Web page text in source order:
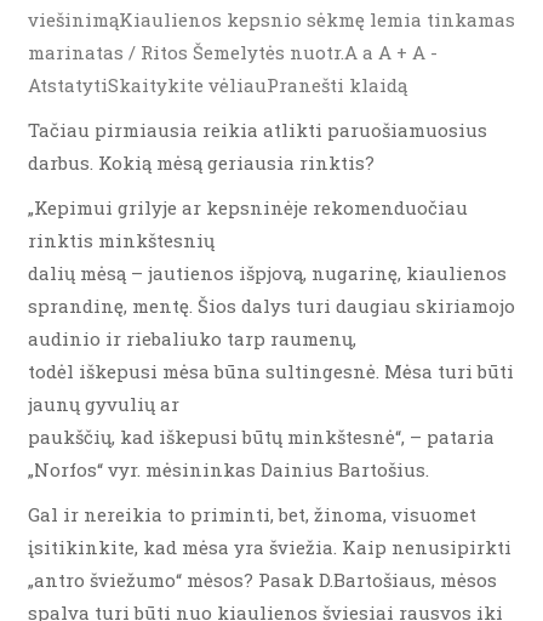
viešinimąKiaulienos kepsnio sėkmę lemia tinkamas
marinatas / Ritos Šemelytės nuotr.A a A + A -
AtstatytiSkaitykite vėliauPranešti klaidą
Tačiau pirmiausia reikia atlikti paruošiamuosius
darbus. Kokią mėsą geriausia rinktis?
„Kepimui grilyje ar kepsninėje rekomenduočiau
rinktis minkštesnių
dalių mėsą – jautienos išpjovą, nugarinę, kiaulienos
sprandinę, mentę. Šios dalys turi daugiau skiriamojo
audinio ir riebaliuko tarp raumenų,
todėl iškepusi mėsa būna sultingesnė. Mėsa turi būti
jaunų gyvulių ar
paukščių, kad iškepusi būtų minkštesnė“, – pataria
„Norfos“ vyr. mėsininkas Dainius Bartošius.
Gal ir nereikia to priminti, bet, žinoma, visuomet
įsitikinkite, kad mėsa yra šviežia. Kaip nenusipirkti
„antro šviežumo“ mėsos? Pasak D.Bartošiaus, mėsos
spalva turi būti nuo kiaulienos šviesiai rausvos iki